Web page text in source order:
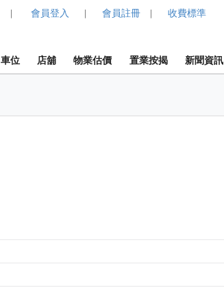
| 會員登入 | 會員註冊 | 收費標準
車位 店舖 物業估價 置業按揭 新聞資訊